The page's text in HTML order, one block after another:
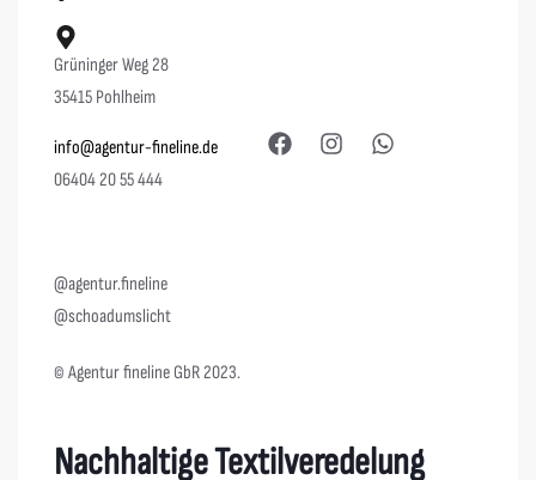
Grüninger Weg 28
35415 Pohlheim
info@agentur-fineline.de
06404 20 55 444
@agentur.fineline
@schoadumslicht
© Agentur fineline GbR 2023.
Nachhaltige Textilveredelung